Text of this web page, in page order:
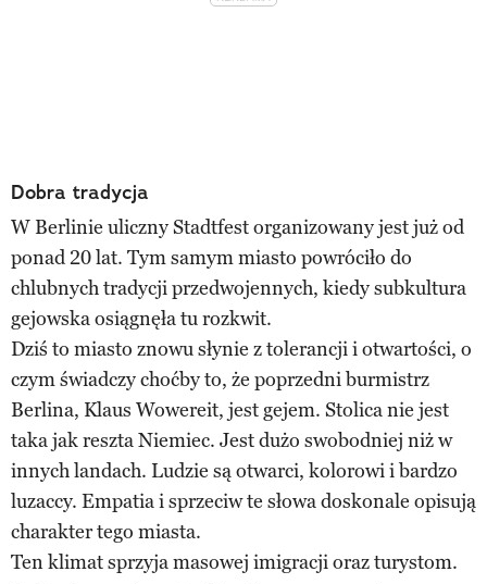
Dobra tradycja
W Berlinie uliczny Stadtfest organizowany jest już od
ponad 20 lat. Tym samym miasto powróciło do
chlubnych tradycji przedwojennych, kiedy subkultura
gejowska osiągnęła tu rozkwit.
Dziś to miasto znowu słynie z tolerancji i otwartości, o
czym świadczy choćby to, że poprzedni burmistrz
Berlina, Klaus Wowereit, jest gejem. Stolica nie jest
taka jak reszta Niemiec. Jest dużo swobodniej niż w
innych landach. Ludzie są otwarci, kolorowi i bardzo
luzaccy. Empatia i sprzeciw te słowa doskonale opisują
charakter tego miasta.
Ten klimat sprzyja masowej imigracji oraz turystom.